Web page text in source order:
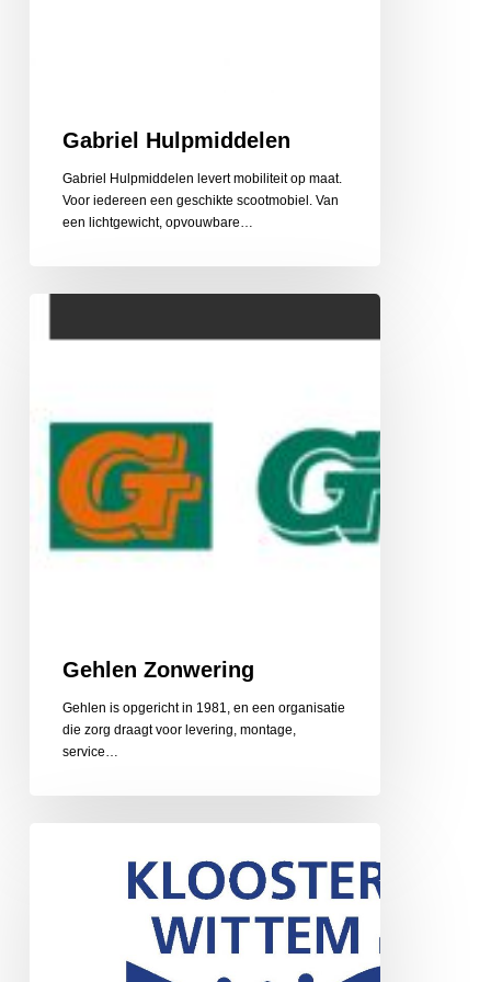
Gabriel Hulpmiddelen
Gabriel Hulpmiddelen levert mobiliteit op maat.
Voor iedereen een geschikte scootmobiel. Van
een lichtgewicht, opvouwbare…
Gehlen Zonwering
Gehlen is opgericht in 1981, en een organisatie
die zorg draagt voor levering, montage,
service…